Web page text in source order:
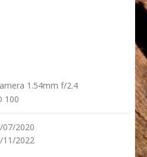
1.54mm f/2.4
100
07/2020
11/2022